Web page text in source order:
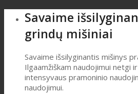
Savaime
grindų mišiniai
Savaime išsilyginantis mišinys
Ilgaamžiškam naudojimui netgi
intensyvaus pramoninio
naudojimui.